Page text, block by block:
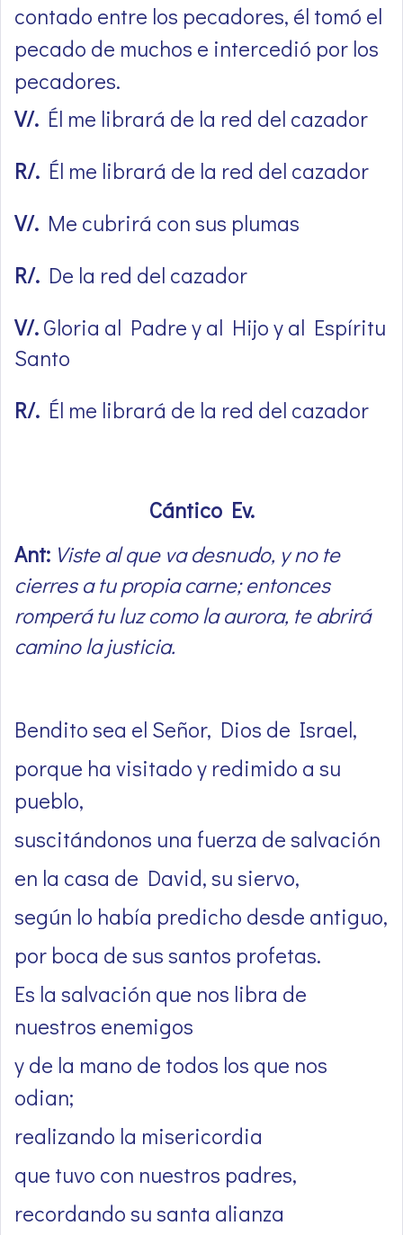
contado entre los pecadores, él tomó el
pecado de muchos e intercedió por los
pecadores.
V/. Él me librará de la red del cazador
R/. Él me librará de la red del cazador
V/. Me cubrirá con sus plumas
R/. De la red del cazador
V/.Gloria al Padre y al Hijo y al Espíritu
Santo
R/. Él me librará de la red del cazador
Cántico Ev.
Ant: Viste al que va desnudo, y no te
cierres a tu propia carne; entonces
romperá tu luz como la aurora, te abrirá
camino la justicia.
Bendito sea el Señor, Dios de Israel,
porque ha visitado y redimido a su
pueblo,
suscitándonos una fuerza de salvación
en la casa de David, su siervo,
según lo había predicho desde antiguo,
por boca de sus santos profetas.
Es la salvación que nos libra de
nuestros enemigos
y de la mano de todos los que nos
odian;
realizando la misericordia
que tuvo con nuestros padres,
recordando su santa alianza